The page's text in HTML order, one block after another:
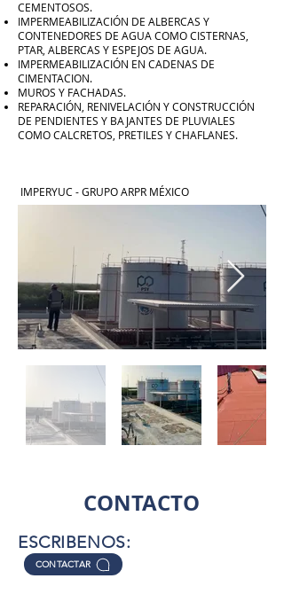
CEMENTOSOS.
IMPERMEABILIZACIÓN DE ALBERCAS Y
CONTENEDORES DE AGUA COMO CISTERNAS,
PTAR, ALBERCAS Y ESPEJOS DE AGUA.
IMPERMEABILIZACIÓN EN CADENAS DE
CIMENTACION.
MUROS Y FACHADAS.
REPARACIÓN, RENIVELACIÓN Y CONSTRUCCIÓN
DE PENDIENTES Y BAJANTES DE PLUVIALES
COMO CALCRETOS, PRETILES Y CHAFLANES.
IMPERYUC - GRUPO ARPR MÉXICO
CONTACTO
ESCRIBENOS:
CONTACTAR